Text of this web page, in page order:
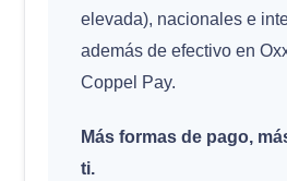
elevada), nacionales e
además de efectivo en
Coppel Pay.
Más formas de pago,
ti.